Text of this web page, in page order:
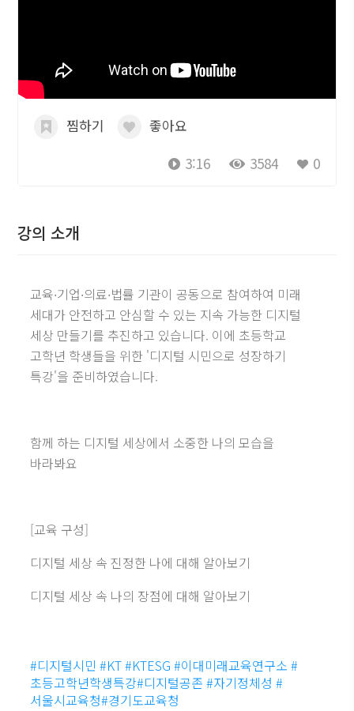
찜하기
좋아요
3:16
3584 0
강의 소개
교육∙기업∙의료∙법률 기관이 공동으로 참여하여 미래
세대가 안전하고 안심할 수 있는 지속 가능한 디지털
세상 만들기를 추진하고 있습니다. 이에 초등학교
고학년 학생들을 위한 '디지털 시민으로 성장하기
특강'을 준비하였습니다.
함께 하는 디지털 세상에서 소중한 나의 모습을
바라봐요
[교육 구성]
디지털 세상 속 진정한 나에 대해 알아보기
디지털 세상 속 나의 장점에 대해 알아보기
#디지털시민 #KT #KTESG #이대미래교육연구소 #
초등고학년학생특강#디지털공존 #자기정체성 #
서울시교육청#경기도교육청